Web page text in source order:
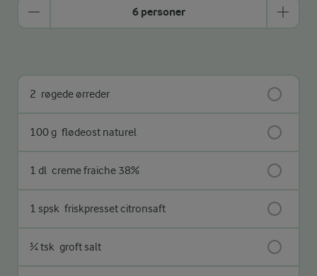
6 personer
2 røgede ørreder
100 g flødeost naturel
1 dl creme fraiche 38%
1 spsk friskpresset citronsaft
¾ tsk groft salt